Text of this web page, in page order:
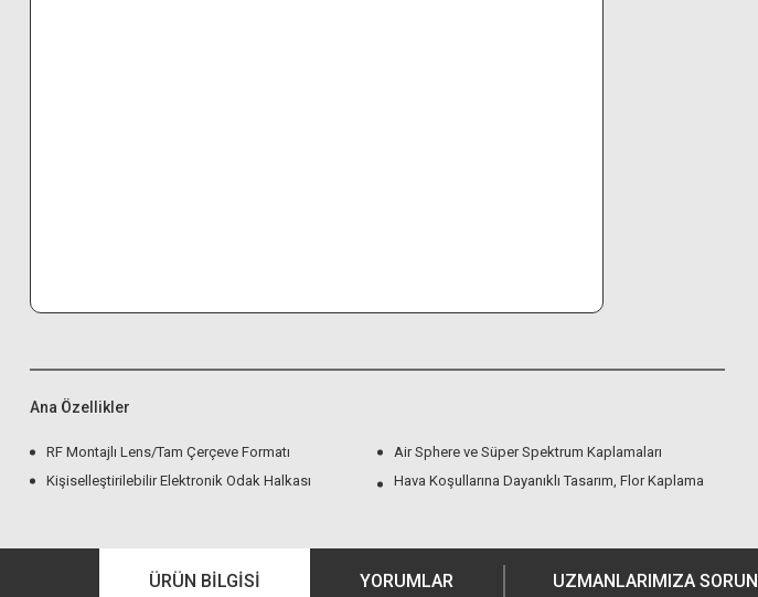
Ana Özellikler
RF Montajlı Lens/Tam Çerçeve Formatı
Air Sphere ve Süper Spektrum Kaplamaları
Kişiselleştirilebilir Elektronik Odak Halkası
Hava Koşullarına Dayanıklı Tasarım, Flor Kaplama
ÜRÜN BILGISI YORUMLAR UZMANLARIMIZA SORUN